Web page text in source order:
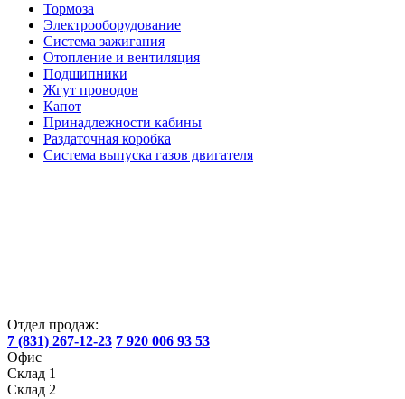
Тормоза
Электрооборудование
Система зажигания
Отопление и вентиляция
Подшипники
Жгут проводов
Капот
Принадлежности кабины
Раздаточная коробка
Система выпуска газов двигателя
Отдел продаж:
7 (831) 267-12-23 7 920 006 93 53
Офис
Склад 1
Склад 2